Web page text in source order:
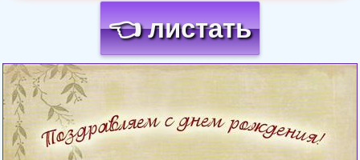
👈 листать
Загрузка картинки...